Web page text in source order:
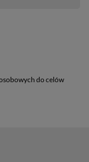
do celów